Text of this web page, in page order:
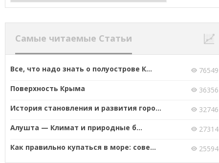
Самые читаемые Статьи
Все, что надо знать о полуострове К...
76549
Поверхность Крыма
36356
История становления и развития горо...
32746
Алушта — Климат и природные б...
27314
Как правильно купаться в море: сове...
25594